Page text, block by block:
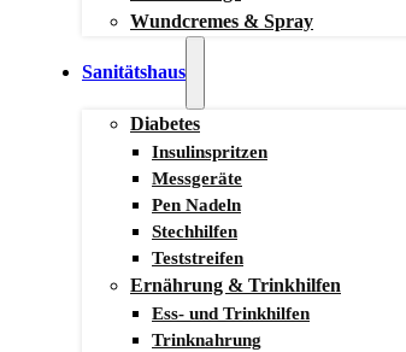
Wundcremes & Spray
Sanitätshaus
Diabetes
Insulinspritzen
Messgeräte
Pen Nadeln
Stechhilfen
Teststreifen
Ernährung & Trinkhilfen
Ess- und Trinkhilfen
Trinknahrung